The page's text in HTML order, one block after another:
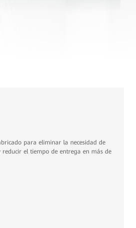
para eliminar la necesidad de
reducir el tiempo de entrega en más de